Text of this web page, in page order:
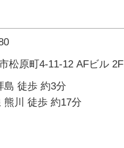
松原町4-11-12 AFビル 2F
島 徒歩 約3分
熊川 徒歩 約17分